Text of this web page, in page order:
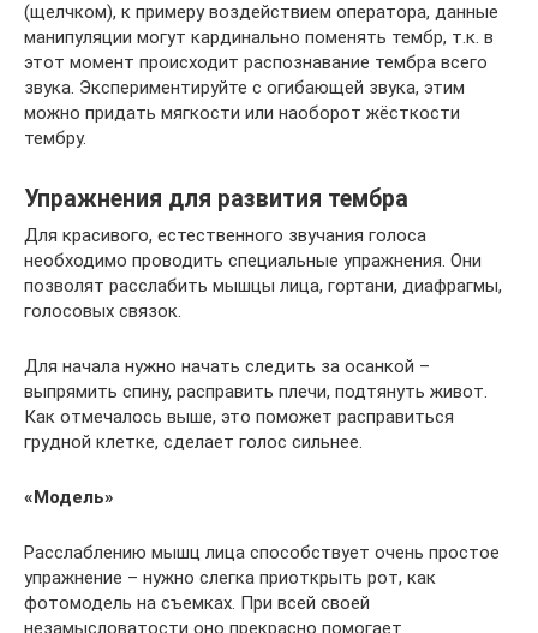
(щелчком), к примеру воздействием оператора, данные
манипуляции могут кардинально поменять тембр, т.к. в
этот момент происходит распознавание тембра всего
звука. Экспериментируйте с огибающей звука, этим
можно придать мягкости или наоборот жёсткости
тембру.
Упражнения для развития тембра
Для красивого, естественного звучания голоса
необходимо проводить специальные упражнения. Они
позволят расслабить мышцы лица, гортани, диафрагмы,
голосовых связок.
Для начала нужно начать следить за осанкой –
выпрямить спину, расправить плечи, подтянуть живот.
Как отмечалось выше, это поможет расправиться
грудной клетке, сделает голос сильнее.
«Модель»
Расслаблению мышц лица способствует очень простое
упражнение – нужно слегка приоткрыть рот, как
фотомодель на съемках. При всей своей
незамысловатости оно прекрасно помогает